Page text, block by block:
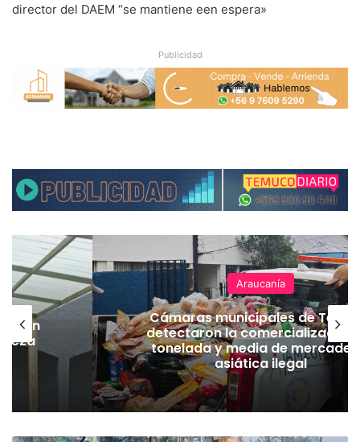
director del DAEM “se mantiene een espera»
Publicidad
Araucanía
Cámaras municipales de
detectaron la comercialización
tonelada y media de
asiática ilegal